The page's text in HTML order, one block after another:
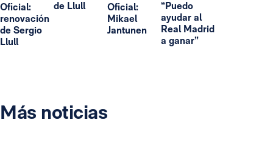
Oficial:
renovación
de Sergio
Llull
de Llull
Oficial:
Mikael
Jantunen
“Puedo
ayudar al
Real Madrid
a ganar”
Más noticias